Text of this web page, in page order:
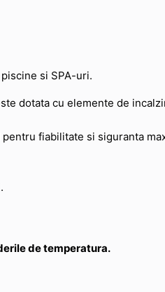
si SPA-uri.
dotata cu elemente de
fiabilitate si siguranta
de temperatura.